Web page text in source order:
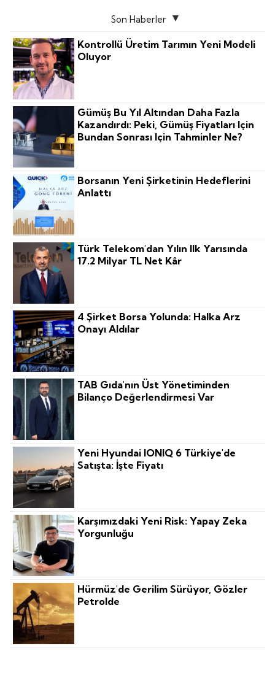
Son Haberler
Kontrollü Üretim Tarımın Yeni Modeli
Oluyor
Gümüş Bu Yıl Altından Daha Fazla
Kazandırdı: Peki, Gümüş Fiyatları Için
Bundan Sonrası Için Tahminler Ne?
Borsanın Yeni Şirketinin Hedeflerini
Anlattı
Türk Telekom'dan Yılın Ilk Yarısında
17.2 Milyar TL Net Kâr
4 Şirket Borsa Yolunda: Halka Arz
Onayı Aldılar
TAB Gıda'nın Üst Yönetiminden
Bilanço Değerlendirmesi Var
Yeni Hyundai IONIQ 6 Türkiye'de
Satışta: İşte Fiyatı
Karşımızdaki Yeni Risk: Yapay Zeka
Yorgunluğu
Hürmüz'de Gerilim Sürüyor, Gözler
Petrolde